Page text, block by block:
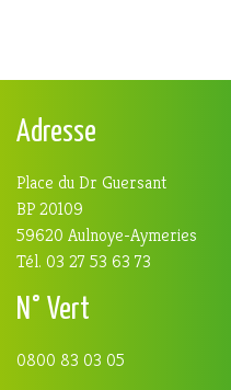
Adresse
Place du Dr Guersant
BP 20109
59620 Aulnoye-Aymeries
Tél. 03 27 53 63 73
N° Vert
0800 83 03 05